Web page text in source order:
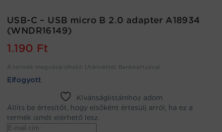
USB-C – USB micro B 2.0 adapter A18934
(WNDR16149)
1.190 Ft
A termék megvásárolható: Utánvéttel, Bankkártyával
Elfogyott
Kívánságlistámhoz adom
Állíts be értesítőt, hogy elsőként értesülj arról, ha ez a
termék ismét elérhető lesz.
Enter